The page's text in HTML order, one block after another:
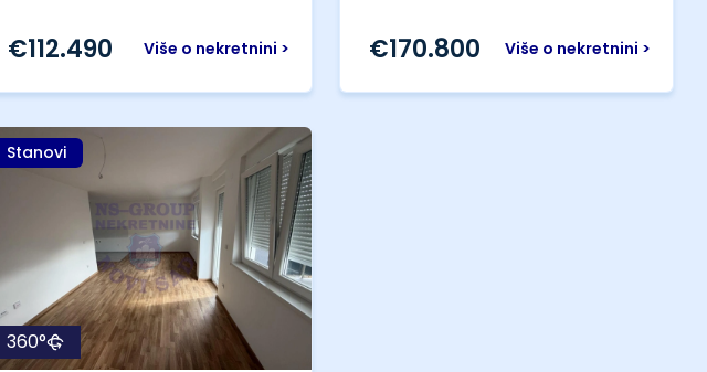
Više o nekretnini >
€112.490 Više o nekretnini >
€170.800
Stanovi
360°